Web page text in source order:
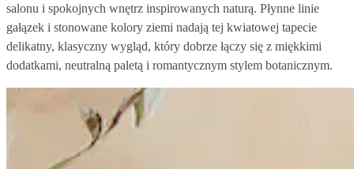
salonu i spokojnych wnętrz inspirowanych naturą. Płynne linie
gałązek i stonowane kolory ziemi nadają tej kwiatowej tapecie
delikatny, klasyczny wygląd, który dobrze łączy się z miękkimi
dodatkami, neutralną paletą i romantycznym stylem botanicznym.